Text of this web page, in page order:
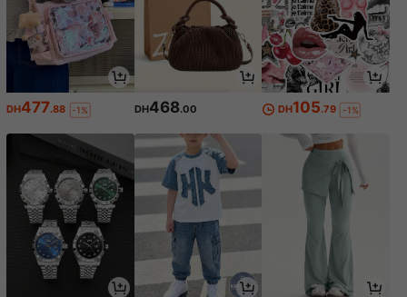
DH477.88 -1% DH468.00 DH105.79 -1%